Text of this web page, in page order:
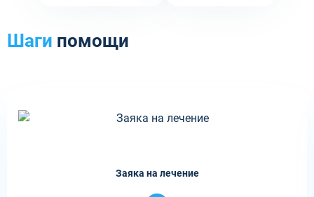
Шаги помощи
Заяка на лечение